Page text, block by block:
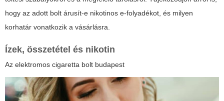
hogy az adott bolt árusít-e nikotinos e-folyadékot, és milyen
korhatár vonatkozik a vásárlásra.
Ízek, összetétel és nikotin
Az elektromos cigaretta bolt budapest